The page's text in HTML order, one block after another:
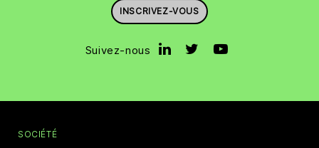
INSCRIVEZ-VOUS
Suivez-nous
SOCIÉTÉ